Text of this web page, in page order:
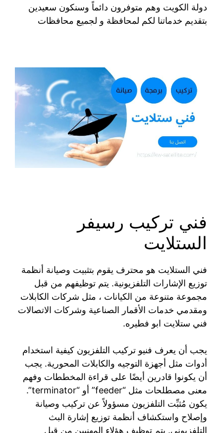
دولة الكويت وهم متوفرون دائماً وسنكون سعيدين
بتقديم خدماتنا لكم لمحافظة و لجميع محافظات
فني تركيب رسيفر
الستلايت
فني الستلايت هو محترف يقوم بتثبيت وصيانة أنظمة
توزيع الإشارات التلفزيونية. يتم توظيفهم من قبل
مجموعة متنوعة من الكيانات ، مثل شركات الكابلات
ومقدمي خدمات الأقمار الصناعية وشركات الاتصالات
فني ستلايت ابو فطيره.
يجب أن يعرف فنيو تركيب التلفزيون كيفية استخدام
أدوات مثل أجهزة التوجيه والكابلات المحورية. يجب
أن يكونوا قادرين أيضًا على قراءة المخططات وفهم
معنى مصطلحات مثل “feeder” أو “terminator”.
يكون مُثبِّت التلفزيون مسؤولاً عن تركيب وصيانة
وإصلاح واستكشاف أنظمة توزيع إشارة البث
التلفزيوني. يتم توظيف هؤلاء المهنيين من قبل